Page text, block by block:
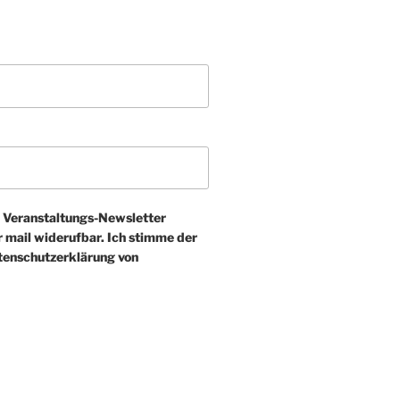
Veranstaltungs-Newsletter
mail widerufbar. Ich stimme der
von